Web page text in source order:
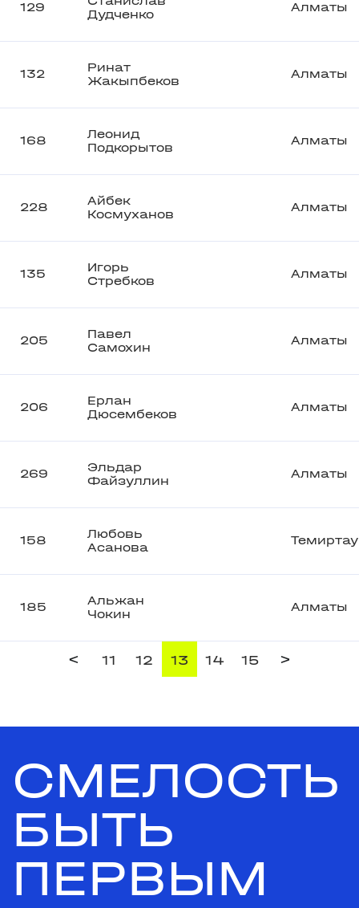
129
Дудченко
Алматы
132
Ринат
Жакыпбеков
Алматы
168
Леонид
Подкорытов
Алматы
228
Айбек
Космуханов
Алматы
135
Игорь
Стребков
Алматы
205
Павел
Самохин
Алматы
206
Ерлан
Дюсембеков
Алматы
269
Эльдар
Файзуллин
Алматы
158
Любовь
Асанова
Темиртау
185
Альжан
Чокин
Алматы
< 11 12 13 14 15 >
СМЕЛОСТЬ
БЫТЬ
ПЕРВЫМ